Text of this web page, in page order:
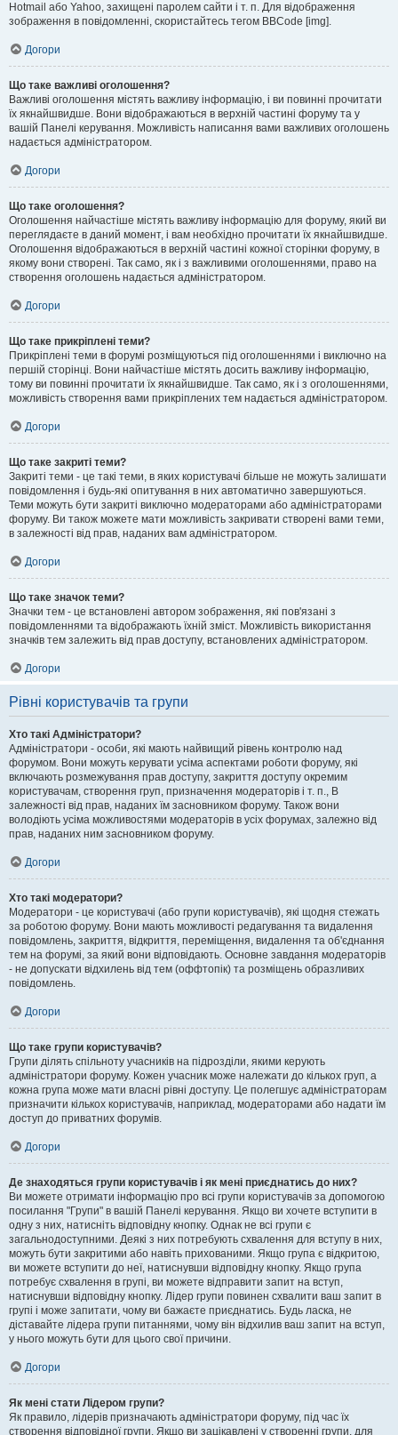
Hotmail або Yahoo, захищені паролем сайти і т. п. Для відображення
зображення в повідомленні, скористайтесь тегом BBCode [img].
Догори
Що таке важливі оголошення?
Важливі оголошення містять важливу інформацію, і ви повинні прочитати
їх якнайшвидше. Вони відображаються в верхній частині форуму та у
вашій Панелі керування. Можливість написання вами важливих оголошень
надається адміністратором.
Догори
Що таке оголошення?
Оголошення найчастіше містять важливу інформацію для форуму, який ви
переглядаєте в даний момент, і вам необхідно прочитати їх якнайшвидше.
Оголошення відображаються в верхній частині кожної сторінки форуму, в
якому вони створені. Так само, як і з важливими оголошеннями, право на
створення оголошень надається адміністратором.
Догори
Що таке прикріплені теми?
Прикріплені теми в форумі розміщуються під оголошеннями і виключно на
першій сторінці. Вони найчастіше містять досить важливу інформацію,
тому ви повинні прочитати їх якнайшвидше. Так само, як і з оголошеннями,
можливість створення вами прикріплених тем надається адміністратором.
Догори
Що таке закриті теми?
Закриті теми - це такі теми, в яких користувачі більше не можуть залишати
повідомлення і будь-які опитування в них автоматично завершуються.
Теми можуть бути закриті виключно модераторами або адміністраторами
форуму. Ви також можете мати можливість закривати створені вами теми,
в залежності від прав, наданих вам адміністратором.
Догори
Що таке значок теми?
Значки тем - це встановлені автором зображення, які пов'язані з
повідомленнями та відображають їхній зміст. Можливість використання
значків тем залежить від прав доступу, встановлених адміністратором.
Догори
Рівні користувачів та групи
Хто такі Адміністратори?
Адміністратори - особи, які мають найвищий рівень контролю над
форумом. Вони можуть керувати усіма аспектами роботи форуму, які
включають розмежування прав доступу, закриття доступу окремим
користувачам, створення груп, призначення модераторів і т. п., В
залежності від прав, наданих їм засновником форуму. Також вони
володіють усіма можливостями модераторів в усіх форумах, залежно від
прав, наданих ним засновником форуму.
Догори
Хто такі модератори?
Модератори - це користувачі (або групи користувачів), які щодня стежать
за роботою форуму. Вони мають можливості редагування та видалення
повідомлень, закриття, відкриття, переміщення, видалення та об'єднання
тем на форумі, за який вони відповідають. Основне завдання модераторів
- не допускати відхилень від тем (оффтопік) та розміщень образливих
повідомлень.
Догори
Що таке групи користувачів?
Групи ділять спільноту учасників на підрозділи, якими керують
адміністратори форуму. Кожен учасник може належати до кількох груп, а
кожна група може мати власні рівні доступу. Це полегшує адміністраторам
призначити кількох користувачів, наприклад, модераторами або надати їм
доступ до приватних форумів.
Догори
Де знаходяться групи користувачів і як мені приєднатись до них?
Ви можете отримати інформацію про всі групи користувачів за допомогою
посилання "Групи" в вашій Панелі керування. Якщо ви хочете вступити в
одну з них, натисніть відповідну кнопку. Однак не всі групи є
загальнодоступними. Деякі з них потребують схвалення для вступу в них,
можуть бути закритими або навіть прихованими. Якщо група є відкритою,
ви можете вступити до неї, натиснувши відповідну кнопку. Якщо група
потребує схвалення в групі, ви можете відправити запит на вступ,
натиснувши відповідну кнопку. Лідер групи повинен схвалити ваш запит в
групі і може запитати, чому ви бажаєте приєднатись. Будь ласка, не
діставайте лідера групи питаннями, чому він відхилив ваш запит на вступ,
у нього можуть бути для цього свої причини.
Догори
Як мені стати Лідером групи?
Як правило, лідерів призначають адміністратори форуму, під час їх
створення відповідної групи. Якщо ви зацікавлені у створенні групи, для